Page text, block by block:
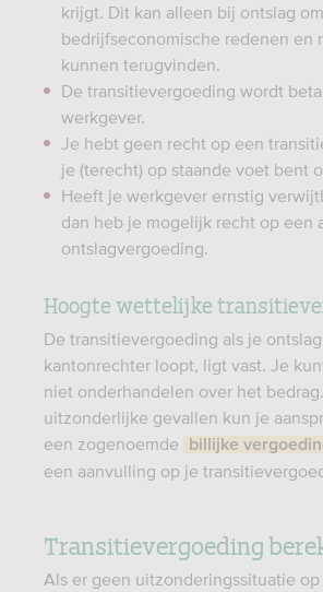
krijgt. Dit kan alleen bij ontslag om
bedrijfseconomische redenen en
kunnen terugvinden.
De transitievergoeding wordt
werkgever.
Je hebt geen recht op een
je (terecht) op staande voet bent
Heeft je werkgever ernstig
dan heb je mogelijk recht op een
ontslagvergoeding.
Hoogte wettelijke
De transitievergoeding als je
kantonrechter loopt, ligt vast. Je
niet onderhandelen over het
uitzonderlijke gevallen kun je
een zogenoemde
billijke
een aanvulling op je
Transitievergoeding
Als er geen uitzonderingssituatie op